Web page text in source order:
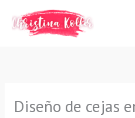
contenido
Diseño de cejas